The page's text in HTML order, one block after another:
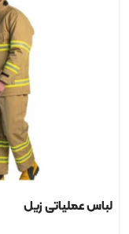
لباس عملیاتی زیل